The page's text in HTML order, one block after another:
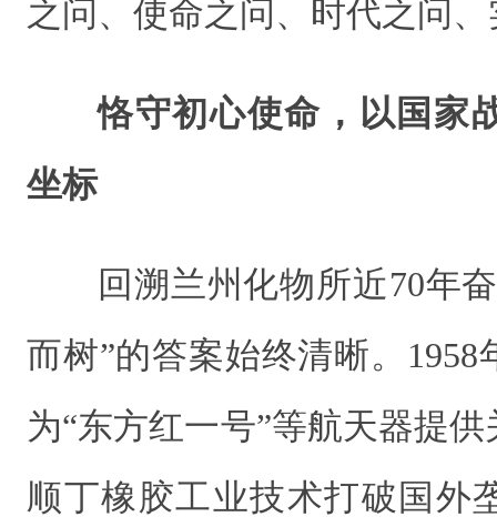
之问、使命之问、时代之问
恪守初心使命，以国家
坐标
回溯兰州化物所近70年
而树”的答案始终清晰。
为“东方红一号”等航天器提
顺丁橡胶工业技术打破国外